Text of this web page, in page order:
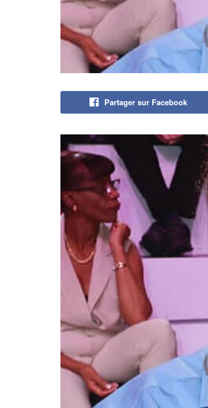
Partager sur Facebook